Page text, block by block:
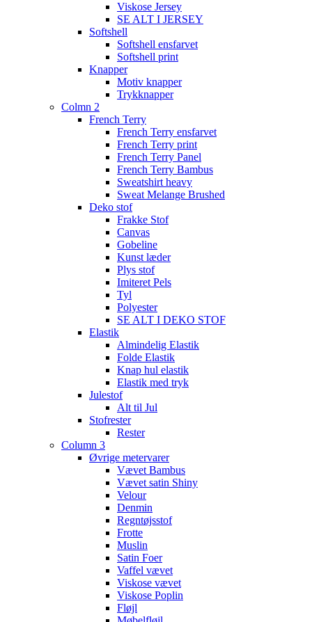
Viskose Jersey
SE ALT I JERSEY
Softshell
Softshell ensfarvet
Softshell print
Knapper
Motiv knapper
Trykknapper
Colmn 2
French Terry
French Terry ensfarvet
French Terry print
French Terry Panel
French Terry Bambus
Sweatshirt heavy
Sweat Melange Brushed
Deko stof
Frakke Stof
Canvas
Gobeline
Kunst læder
Plys stof
Imiteret Pels
Tyl
Polyester
SE ALT I DEKO STOF
Elastik
Almindelig Elastik
Folde Elastik
Knap hul elastik
Elastik med tryk
Julestof
Alt til Jul
Stofrester
Rester
Column 3
Øvrige metervarer
Vævet Bambus
Vævet satin Shiny
Velour
Denmin
Regntøjsstof
Frotte
Muslin
Satin Foer
Vaffel vævet
Viskose vævet
Viskose Poplin
Fløjl